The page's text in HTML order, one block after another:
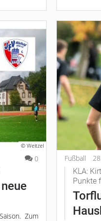
© Weitzel
0
Zum
Fußball
KLA:
Punkte